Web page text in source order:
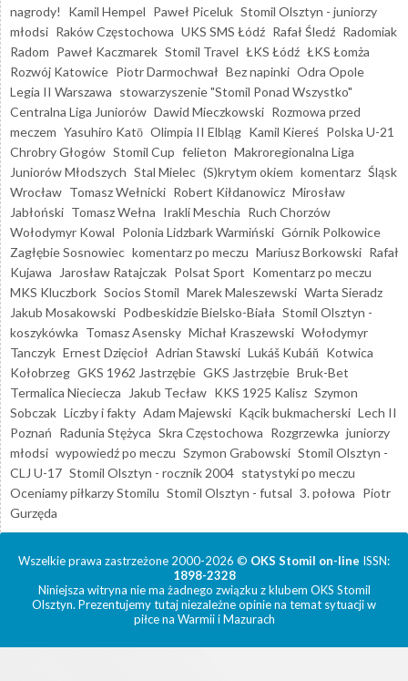
nagrody!
Kamil Hempel Paweł Piceluk Stomil Olsztyn - juniorzy
młodsi Raków Częstochowa UKS SMS Łódź Rafał Śledź Radomiak
Radom Paweł Kaczmarek Stomil Travel ŁKS Łódź ŁKS Łomża
Rozwój Katowice Piotr Darmochwał Bez napinki Odra Opole
Legia II Warszawa stowarzyszenie "Stomil Ponad Wszystko"
Centralna Liga Juniorów Dawid Mieczkowski Rozmowa przed
meczem Yasuhiro Katō Olimpia II Elbląg Kamil Kiereś Polska U-21
Chrobry Głogów Stomil Cup felieton Makroregionalna Liga
Juniorów Młodszych Stal Mielec (S)krytym okiem komentarz Śląsk
Wrocław Tomasz Wełnicki Robert Kiłdanowicz Mirosław
Jabłoński Tomasz Wełna Irakli Meschia Ruch Chorzów
Wołodymyr Kowal Polonia Lidzbark Warmiński Górnik Polkowice
Zagłębie Sosnowiec komentarz po meczu Mariusz Borkowski Rafał
Kujawa
Jarosław Ratajczak Polsat Sport Komentarz po meczu
MKS Kluczbork Socios Stomil Marek Maleszewski Warta Sieradz
Jakub Mosakowski Podbeskidzie Bielsko-Biała Stomil Olsztyn -
koszykówka Tomasz Asensky Michał Kraszewski Wołodymyr
Tanczyk Ernest Dzięcioł Adrian Stawski Lukáš Kubáň Kotwica
Kołobrzeg GKS 1962 Jastrzębie GKS Jastrzębie Bruk-Bet
Termalica Nieciecza
Jakub Tecław KKS 1925 Kalisz Szymon
Sobczak Liczby i fakty Adam Majewski Kącik bukmacherski Lech II
Poznań Radunia Stężyca Skra Częstochowa Rozgrzewka juniorzy
młodsi wypowiedź po meczu Szymon Grabowski Stomil Olsztyn -
CLJ U-17 Stomil Olsztyn - rocznik 2004 statystyki po meczu
Oceniamy piłkarzy Stomilu Stomil Olsztyn - futsal 3. połowa Piotr
Gurzęda
Wszelkie prawa zastrzeżone 2000-2026 © OKS Stomil on-line ISSN:
1898-2328
Niniejsza witryna nie ma żadnego związku z klubem OKS Stomil
Olsztyn. Prezentujemy tutaj niezależne opinie na temat sytuacji w
piłce na Warmii i Mazurach